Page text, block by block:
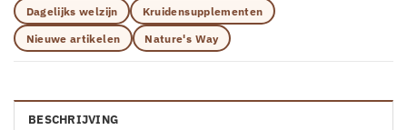
Dagelijks welzijn
Kruidensupplementen
Nieuwe artikelen
Nature's Way
BESCHRIJVING